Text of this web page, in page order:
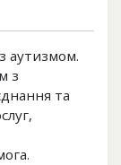
аутизмом.
з
та